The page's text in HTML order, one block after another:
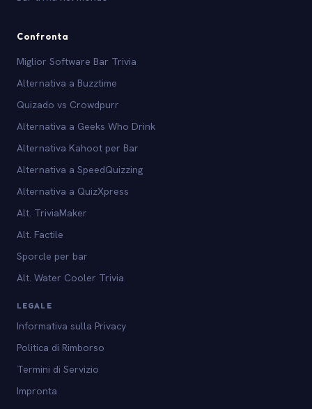
Confronta
Miglior Software Bar Trivia
Alternativa a Buzztime
Quizado vs Crowdpurr
Alternativa a Geeks Who Drink
Alternativa Kahoot per Bar
Alternativa a SpeedQuizzing
Alternativa a QuizXpress
Alt. TriviaMaker
Alt. Factile
Sporcle per bar
Alt. Water Cooler Trivia
LEGALE
Informativa sulla Privacy
Politica di Rimborso
Termini di Servizio
Impronta